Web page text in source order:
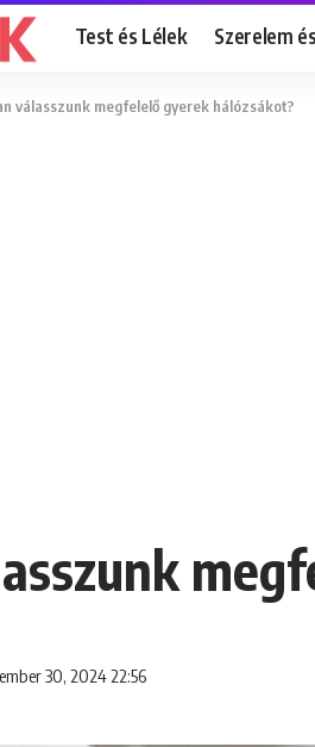
Test és Lélek Szerelem
válasszunk megfelelő gyerek hálózsákot?
30, 2024 22:56